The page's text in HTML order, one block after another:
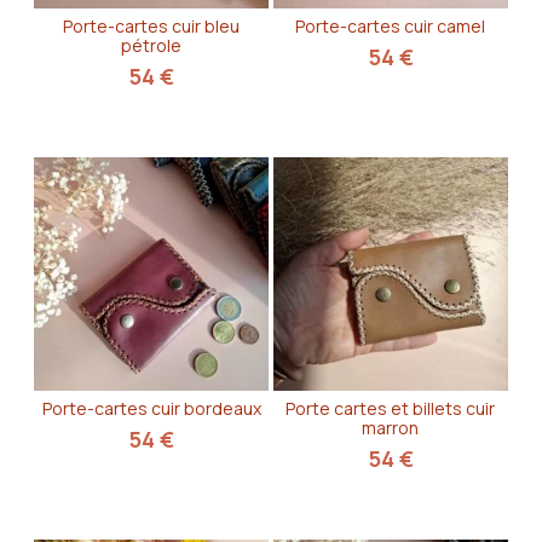
Porte-cartes cuir bleu
pétrole
54€
Porte-cartes cuir camel
54 €
Porte-cartes cuir bordeaux
54€
Porte cartes et billets cuir
marron
54 €